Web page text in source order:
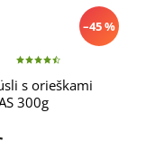
–45 %
s orieškami
300g